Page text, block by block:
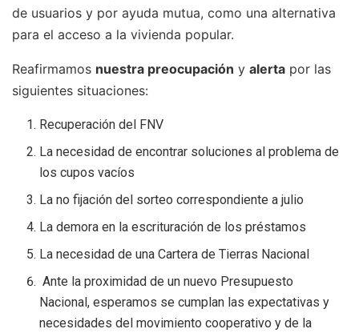
de usuarios y por ayuda mutua, como una alternativa
para el acceso a la vivienda popular.
Reafirmamos nuestra preocupación y alerta por las
siguientes situaciones:
Recuperación del FNV
La necesidad de encontrar soluciones al problema de
los cupos vacíos
La no fijación del sorteo correspondiente a julio
La demora en la escrituración de los préstamos
La necesidad de una Cartera de Tierras Nacional
Ante la proximidad de un nuevo Presupuesto
Nacional, esperamos se cumplan las expectativas y
necesidades del movimiento cooperativo y de la